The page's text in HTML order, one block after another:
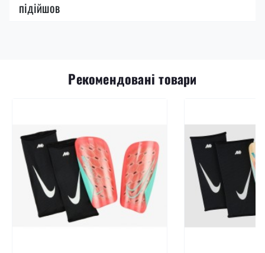
підійшов
Рекомендовані товари